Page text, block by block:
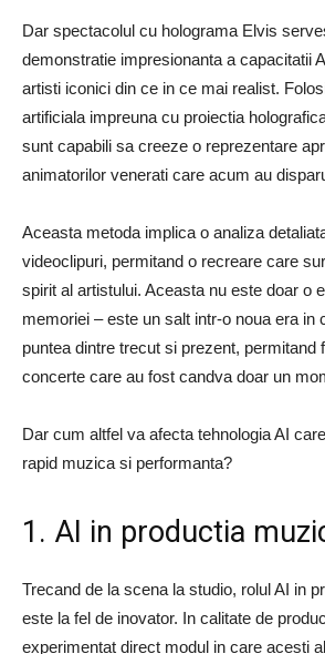
Dar spectacolul cu holograma Elvis
demonstratie impresionanta a capacitatii
artisti iconici din ce in ce mai realist.
artificiala impreuna cu proiectia
sunt capabili sa creeze o reprezentare
animatorilor venerati care acum au
Aceasta metoda implica o analiza
videoclipuri, permitand o recreare care
spirit al artistului. Aceasta nu este doar o
memoriei – este un salt intr-o noua era in
puntea dintre trecut si prezent, permitand
concerte care au fost candva doar un
Dar cum altfel va afecta tehnologia AI
rapid muzica si performanta?
1. AI in productia
Trecand de la scena la studio, rolul AI in
este la fel de inovator. In calitate de
experimentat direct modul in care acesti